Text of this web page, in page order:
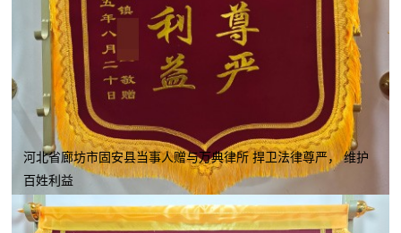
河北省廊坊市固安县当事人赠与万典律所 捍卫法律尊严， 维护
百姓利益